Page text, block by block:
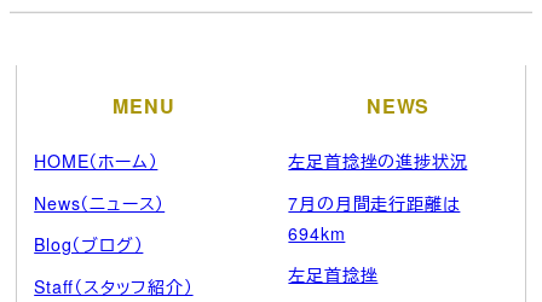
イ
MENU
HOME（ホーム）
News（ニュース）
Blog（ブログ）
Staff（スタッフ紹介）
NEWS
左足首捻挫の進捗状況
7月の月間走行距離は
694km
左足首捻挫